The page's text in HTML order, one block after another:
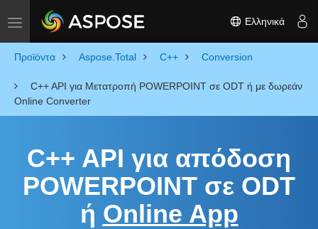
Toggle navigation Ελληνικά
Προϊόντα Aspose.Total C++ Conversion
C++ API για Μετατροπή POWERPOINT σε ODT ή με δωρεάν
Online Converter
C++ API για απόδοση
POWERPOINT σε ODT
ή Online App